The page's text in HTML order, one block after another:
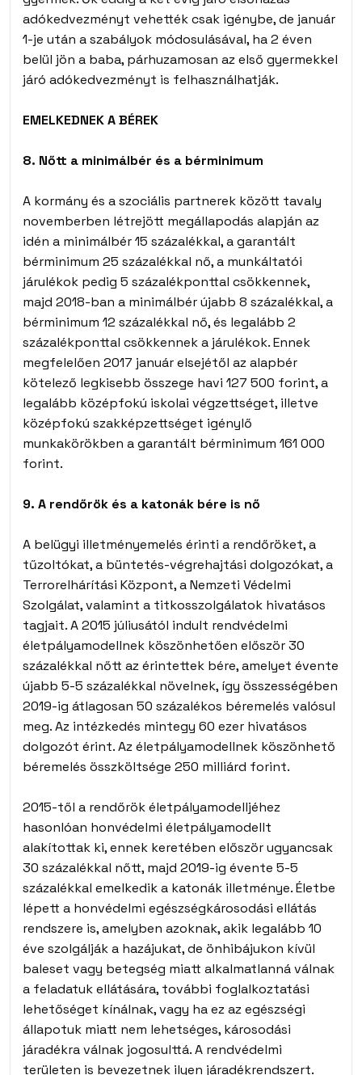
adókedvezményt vehették csak igénybe, de január
1-je után a szabályok módosulásával, ha 2 éven
belül jön a baba, párhuzamosan az első gyermekkel
járó adókedvezményt is felhasználhatják.
EMELKEDNEK A BÉREK
8. Nőtt a minimálbér és a bérminimum
A kormány és a szociális partnerek között tavaly
novemberben létrejött megállapodás alapján az
idén a minimálbér 15 százalékkal, a garantált
bérminimum 25 százalékkal nő, a munkáltatói
járulékok pedig 5 százalékponttal csökkennek,
majd 2018-ban a minimálbér újabb 8 százalékkal, a
bérminimum 12 százalékkal nő, és legalább 2
százalékponttal csökkennek a járulékok. Ennek
megfelelően 2017 január elsejétől az alapbér
kötelező legkisebb összege havi 127 500 forint, a
legalább középfokú iskolai végzettséget, illetve
középfokú szakképzettséget igénylő
munkakörökben a garantált bérminimum 161 000
forint.
9. A rendőrök és a katonák bére is nő
A belügyi illetményemelés érinti a rendőröket, a
tűzoltókat, a büntetés-végrehajtási dolgozókat, a
Terrorelhárítási Központ, a Nemzeti Védelmi
Szolgálat, valamint a titkosszolgálatok hivatásos
tagjait. A 2015 júliusától indult rendvédelmi
életpályamodellnek köszönhetően először 30
százalékkal nőtt az érintettek bére, amelyet évente
újabb 5-5 százalékkal növelnek, így összességében
2019-ig átlagosan 50 százalékos béremelés valósul
meg. Az intézkedés mintegy 60 ezer hivatásos
dolgozót érint. Az életpályamodellnek köszönhető
béremelés összköltsége 250 milliárd forint.
2015-től a rendőrök életpályamodelljéhez
hasonlóan honvédelmi életpályamodellt
alakítottak ki, ennek keretében először ugyancsak
30 százalékkal nőtt, majd 2019-ig évente 5-5
százalékkal emelkedik a katonák illetménye. Életbe
lépett a honvédelmi egészségkárosodási ellátás
rendszere is, amelyben azoknak, akik legalább 10
éve szolgálják a hazájukat, de önhibájukon kívül
baleset vagy betegség miatt alkalmatlanná válnak
a feladatuk ellátására, további foglalkoztatási
lehetőséget kínálnak, vagy ha ez az egészségi
állapotuk miatt nem lehetséges, károsodási
járadékra válnak jogosulttá. A rendvédelmi
területen is bevezetnek ilyen járadékrendszert.